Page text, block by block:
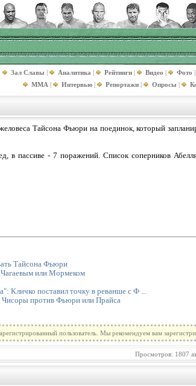
Зал Славы | Аналитика | Рейтинги | Видео | Фото |
MMA | Интервью | Репортажи | Опросы |
Тайсона Фьюри на поединок, который
в пассиве - 7 поражений. Список соперников
Тайсона Фьюри
или Мормеком
Кличко поставил точку в реванше с Ф ...
против Фьюри или Прайса
пользователь. Мы рекомендуем вам
Просмотров: 1807